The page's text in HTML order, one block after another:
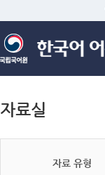
자료실
자료 유형